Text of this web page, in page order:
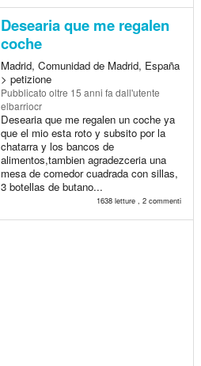
Desearia que me regalen
coche
Madrid, Comunidad de Madrid, España
> petizione
Pubblicato oltre 15 anni fa dall'utente
elbarriocr
Desearia que me regalen un coche ya
que el mio esta roto y subsito por la
chatarra y los bancos de
alimentos,tambien agradezceria una
mesa de comedor cuadrada con sillas,
3 botellas de butano...
1638 letture , 2 commenti